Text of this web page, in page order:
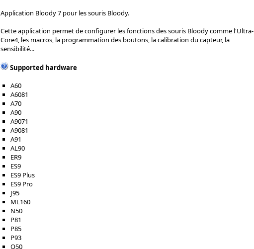
Application Bloody 7 pour les souris Bloody.
Cette application permet de configurer les fonctions des souris Bloody comme l'Ultra-
Core4, les macros, la programmation des boutons, la calibration du capteur, la
sensibilité...
Supported hardware
A60
A6081
A70
A90
A9071
A9081
A91
AL90
ER9
ES9
ES9 Plus
ES9 Pro
J95
ML160
N50
P81
P85
P93
Q50